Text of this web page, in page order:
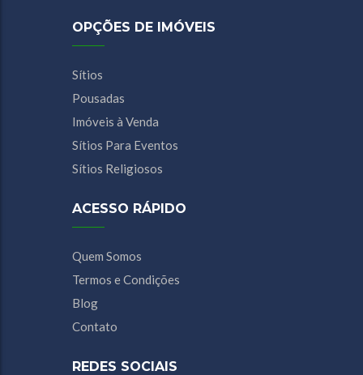
OPÇÕES DE IMÓVEIS
Sítios
Pousadas
Imóveis à Venda
Sítios Para Eventos
Sítios Religiosos
ACESSO RÁPIDO
Quem Somos
Termos e Condições
Blog
Contato
REDES SOCIAIS